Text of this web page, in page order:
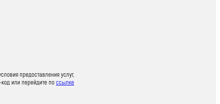
предоставления услуг,
код или перейдите поссылке